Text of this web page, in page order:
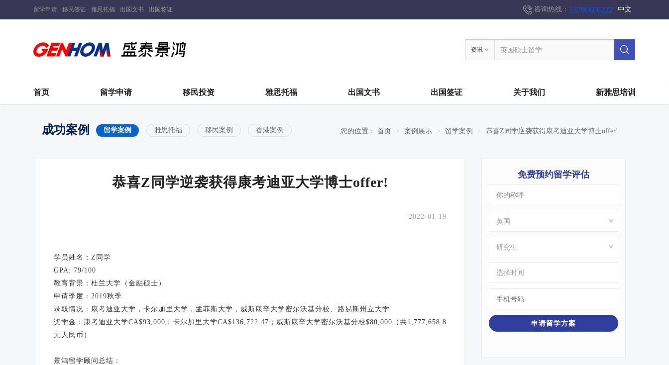
留学申请 移民签证 雅思托福 出国文书 出国签证 中文
咨询热线： 13790606222
资讯
首页 留学申请 移民投资 雅思托福 出国文书 出国签证 关于我们 新雅思培训
成功案例 留学案例 雅思托福 移民案例 香港案例 您的位置： 首页 案例展示 留学案例 恭喜Z同学逆袭获得康考迪亚大学博士offer!
恭喜Z同学逆袭获得康考迪亚大学博士offer!
2022-01-19
学员姓名：Z同学
GPA: 79/100
教育背景：杜兰大学（金融硕士）
申请季度：2019秋季
录取情况：康考迪亚大学，卡尔加里大学，孟菲斯大学，威斯康辛大学密尔沃基分校、路易斯州立大学
奖学金：康考迪亚大学CA$93,000；卡尔加里大学CA$136,722.47；威斯康辛大学密尔沃基分校$80,000（共1,777,658.8
元人民币）
景鸿留学顾问总结：
免费预约留学评估